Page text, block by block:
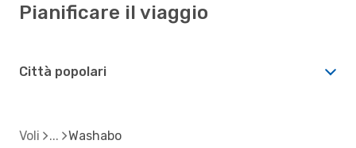
Pianificare il viaggio
Città popolari
Voli Washabo